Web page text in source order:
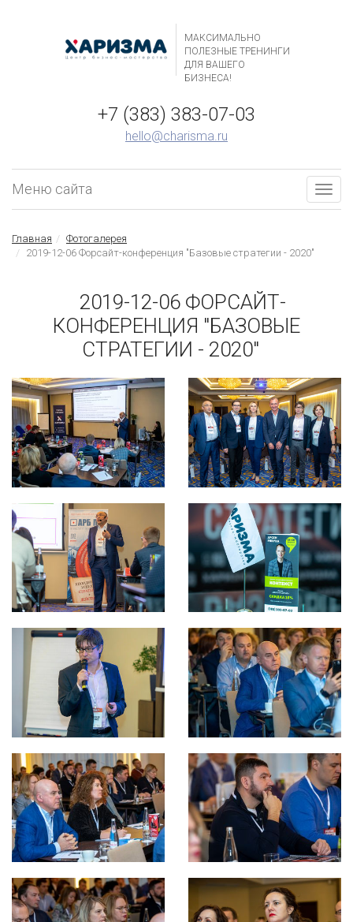
МАКСИМАЛЬНО
ПОЛЕЗНЫЕ ТРЕНИНГИ
ДЛЯ ВАШЕГО
БИЗНЕСА!
+7 (383) 383-07-03
hello@charisma.ru
Меню сайта
Главная
Фотогалерея
2019-12-06 Форсайт-конференция "Базовые стратегии - 2020"
2019-12-06 ФОРСАЙТ-
КОНФЕРЕНЦИЯ "БАЗОВЫЕ
СТРАТЕГИИ - 2020"